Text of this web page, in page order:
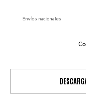
Envíos nacionales